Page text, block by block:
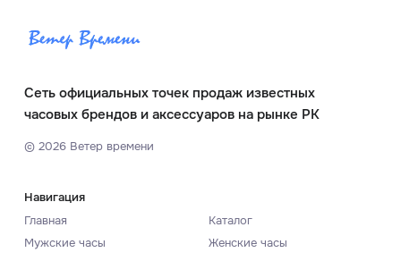
Сеть официальных точек продаж известных
часовых брендов и аксессуаров на рынке РК
© 2026Ветер времени
Навигация
Главная
Каталог
Мужские часы
Женские часы